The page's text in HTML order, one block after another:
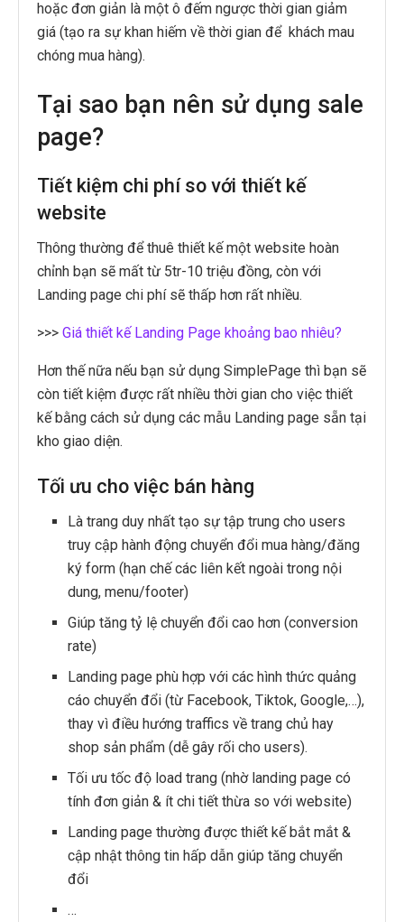
hoặc đơn giản là một ô đếm ngược thời gian giảm
giá (tạo ra sự khan hiếm về thời gian để khách mau
chóng mua hàng).
Tại sao bạn nên sử dụng sale
page?
Tiết kiệm chi phí so với thiết kế
website
Thông thường để thuê thiết kế một website hoàn
chỉnh bạn sẽ mất từ 5tr-10 triệu đồng, còn với
Landing page chi phí sẽ thấp hơn rất nhiều.
>>> Giá thiết kế Landing Page khoảng bao nhiêu?
Hơn thế nữa nếu bạn sử dụng SimplePage thì bạn sẽ
còn tiết kiệm được rất nhiều thời gian cho việc thiết
kế bằng cách sử dụng các mẫu Landing page sẵn tại
kho giao diện.
Tối ưu cho việc bán hàng
Là trang duy nhất tạo sự tập trung cho users
truy cập hành động chuyển đổi mua hàng/đăng
ký form (hạn chế các liên kết ngoài trong nội
dung, menu/footer)
Giúp tăng tỷ lệ chuyển đổi cao hơn (conversion
rate)
Landing page phù hợp với các hình thức quảng
cáo chuyển đổi (từ Facebook, Tiktok, Google,…),
thay vì điều hướng traffics về trang chủ hay
shop sản phẩm (dễ gây rối cho users).
Tối ưu tốc độ load trang (nhờ landing page có
tính đơn giản & ít chi tiết thừa so với website)
Landing page thường được thiết kế bắt mắt &
cập nhật thông tin hấp dẫn giúp tăng chuyển
đổi
…